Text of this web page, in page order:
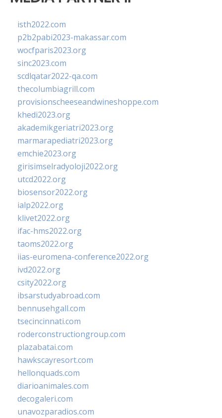
isth2022.com
p2b2pabi2023-makassar.com
wocfparis2023.org
sinc2023.com
scdlqatar2022-qa.com
thecolumbiagrill.com
provisionscheeseandwineshoppe.com
khedi2023.org
akademikgeriatri2023.org
marmarapediatri2023.org
emchie2023.org
girisimselradyoloji2022.org
utcd2022.org
biosensor2022.org
ialp2022.org
klivet2022.org
ifac-hms2022.org
taoms2022.org
iias-euromena-conference2022.org
ivd2022.org
csity2022.org
ibsarstudyabroad.com
bennusehgall.com
tsecincinnati.com
roderconstructiongroup.com
plazabatai.com
hawkscayresort.com
hellonquads.com
diarioanimales.com
decogaleri.com
unavozparadios.com